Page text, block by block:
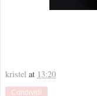
kristel at 13:20
Condividi